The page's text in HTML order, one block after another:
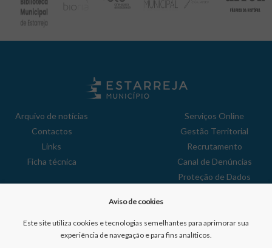
Arquivo de notícias
Contactos
Links
Ficha técnica
Serviços Online
Gestão Territorial
Recrutamento
Canal de Denúncias
Proteção de Dados
Reclamações
Aviso de cookies
Este site utiliza cookies e tecnologias semelhantes para aprimorar sua
experiência de navegação e para fins analíticos.